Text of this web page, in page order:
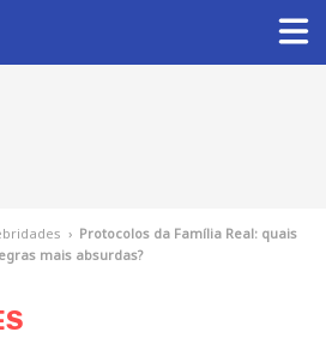
› Protocolos da Família Real: quais
mais absurdas?